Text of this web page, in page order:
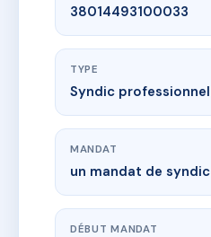
38014493100033
TYPE
Syndic professionnel
MANDAT
un mandat de syndic
DÉBUT MANDAT